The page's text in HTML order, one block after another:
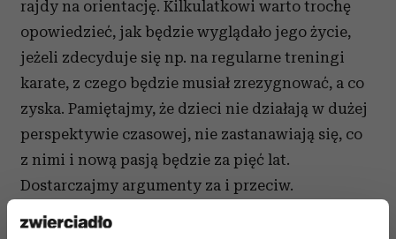
rajdy na orientację. Kilkulatkowi warto trochę
opowiedzieć, jak będzie wyglądało jego życie,
jeżeli zdecyduje się np. na regularne treningi
karate, z czego będzie musiał zrezygnować, a co
zyska. Pamiętajmy, że dzieci nie działają w dużej
perspektywie czasowej, nie zastanawiają się, co
z nimi i nową pasją będzie za pięć lat.
Dostarczajmy argumenty za i przeciw.
Pomagajmy w tych wyborach, ale nie decydujmy